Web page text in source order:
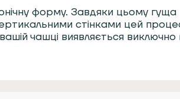
форму. Завдяки цьому гуща
стінками цей
чашці виявляється виключно